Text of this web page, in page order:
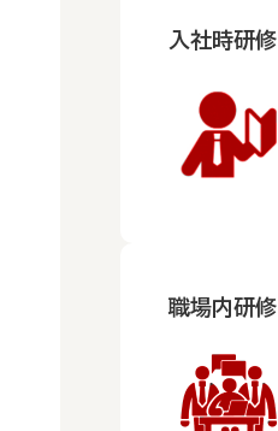
入社時研修
職場内研修